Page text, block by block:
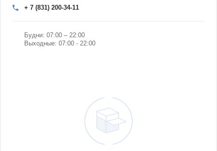
+ 7 (831) 200-34-11
Будни: 07:00 – 22:00
Выходные: 07:00 - 22:00